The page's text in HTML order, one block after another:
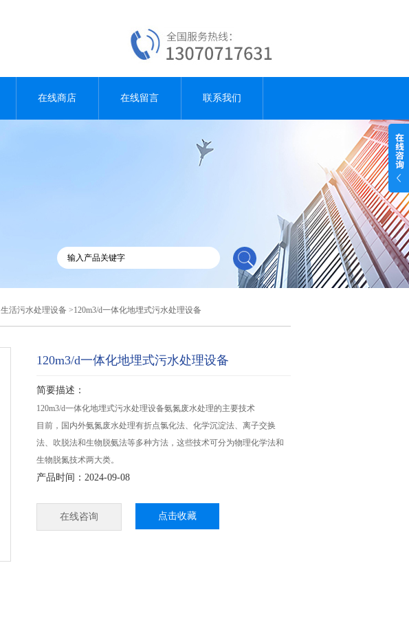
在线商店 在线留言 联系我们
生活污水处理设备 >120m3/d一体化地埋式污水处理设备
120m3/d一体化地埋式污水处理设备
简要描述：
120m3/d一体化地埋式污水处理设备氨氮废水处理的主要技术
目前，国内外氨氮废水处理有折点氯化法、化学沉淀法、离子交换
法、吹脱法和生物脱氨法等多种方法，这些技术可分为物理化学法和
生物脱氮技术两大类。
产品时间：2024-09-08
在线咨询 点击收藏